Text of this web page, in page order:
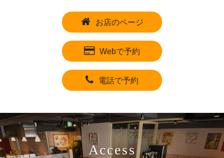
お店のページ
Webで予約
電話で予約
Access